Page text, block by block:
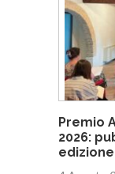
Premio
2026:
edizione